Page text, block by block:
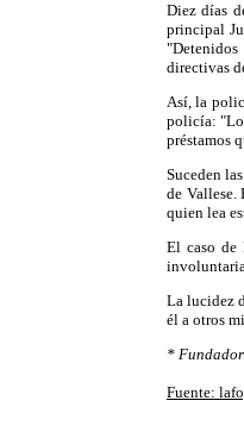
Diez días
principal
directivas
Así, la
policía:
préstamos
Suceden
de Vallese.
quien lea
El caso de
La lucidez
él a otros
*
Fuente: